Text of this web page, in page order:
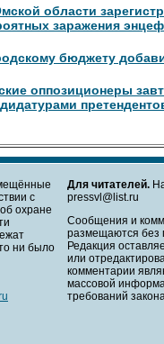
области
заражения
бюджету
оппозиционеры
с
охране
ни было
Для читателей.
pressvl@list.ru
Сообщения и
размещаются без
Редакция
или
комментарии
массовой
требований